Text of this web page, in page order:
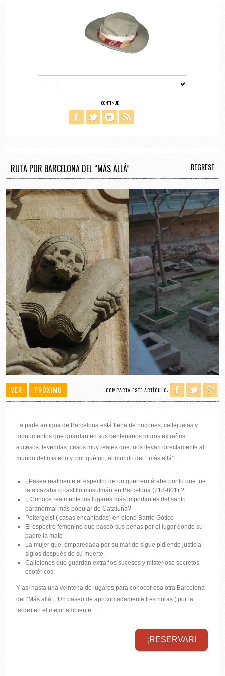
CONTINÚE
RUTA POR BARCELONA DEL “MÁS ALLÁ” REGRESE
VER PRÓXIMO COMPARTA ESTE ARTÍCULO:
La parte antigua de Barcelona está llena de rincones, callejuelas y
monumentos que guardan en sus centenarios muros extraños
sucesos, leyendas, casos muy reales que, nos llevan directamente al
mundo del misterio y, por qué no, al mundo del ” más allá”.
¿Pasea realmente el espectro de un guerrero árabe por lo que fue
la alcazaba o castillo musulmán en Barcelona (718-801) ?
¿ Conoce realmente los lugares más importantes del santo
paranormal más popular de Cataluña?
Poltergeist ( casas encantadas) en pleno Barrio Gótico
El espectro femenino que paseó sus penas por el lugar donde su
padre la mató
La mujer que, emparedada por su marido sigue pidiendo justicia
siglos después de su muerte.
Callejones que guardan extraños sucesos y misterioso secretos
esotéricos.
Y así hasta una veintena de lugares para conocer esa otra Barcelona
del “Más allá” . Un paseo de aproximadamente tres horas ( por la
tarde) en el mejor ambiente…
¡RESERVAR!